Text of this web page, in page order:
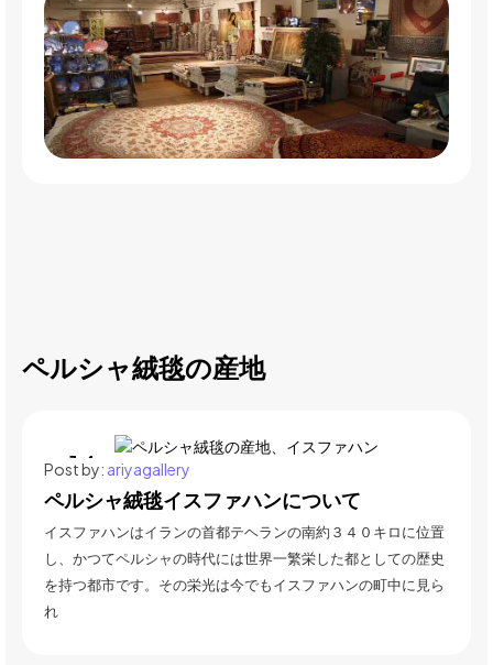
ペルシャ絨毯の産地
14
6月
Post by:ariyagallery
ペルシャ絨毯イスファハンについて
イスファハンはイランの首都テヘランの南約３４０キロに位置
し、かつてペルシャの時代には世界一繁栄した都としての歴史
を持つ都市です。その栄光は今でもイスファハンの町中に見ら